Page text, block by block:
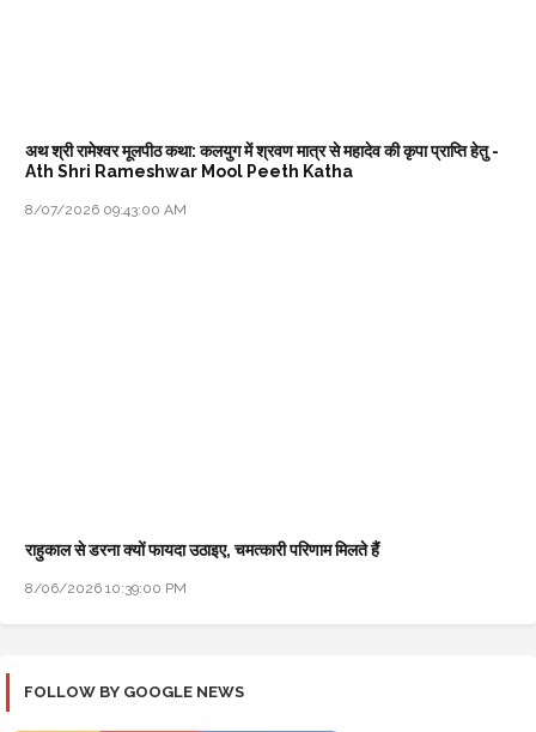
अथ श्री रामेश्वर मूलपीठ कथा: कलयुग में श्रवण मात्र से महादेव की कृपा प्राप्ति हेतु -
Ath Shri Rameshwar Mool Peeth Katha
8/07/2026 09:43:00 AM
राहुकाल से डरना क्यों फायदा उठाइए, चमत्कारी परिणाम मिलते हैं
8/06/2026 10:39:00 PM
FOLLOW BY GOOGLE NEWS